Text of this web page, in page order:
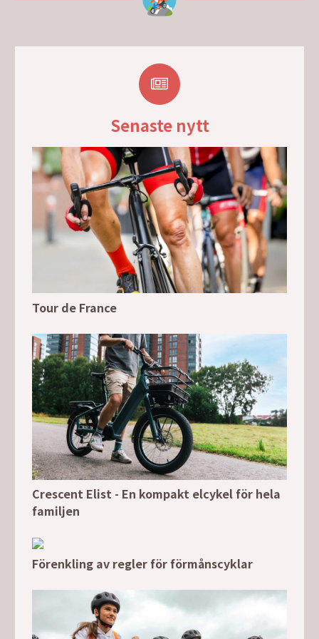
Senaste nytt
Tour de France
Crescent Elist - En kompakt elcykel för hela
familjen
Förenkling av regler för förmånscyklar